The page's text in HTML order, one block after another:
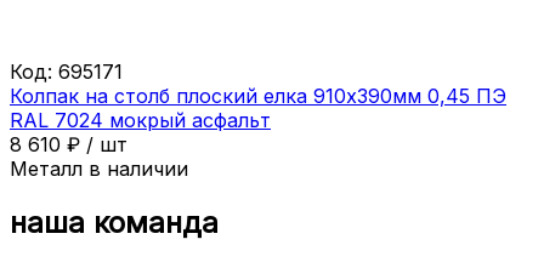
Код: 695171
Колпак на столб плоский елка 910х390мм 0,45 ПЭ
RAL 7024 мокрый асфальт
8 610 ₽ / шт
Металл в наличии
наша команда